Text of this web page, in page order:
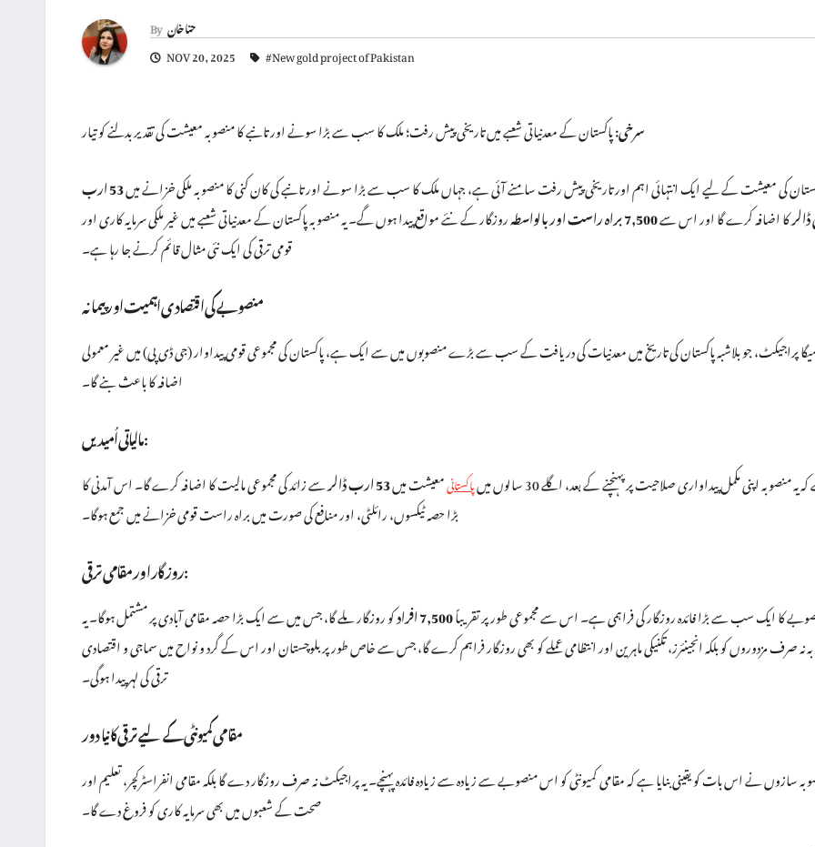
Byحنا خان
NOV 20, 2025
#New gold project of Pakistan
سرخی:پاکستان کے معدنیاتی شعبے میں تاریخی پیش رفت؛ ملک کا سب سے بڑا سونے اور تانبے کا منصوبہ معیشت کی تقدیر بدلنے کو تیار
کی معیشت کے لیے ایک انتہائی اہم اور تاریخی پیش رفت سامنے آئی ہے، جہاں ملک کا سب سے بڑا سونے اور تانبے کی کان کنی کا منصوبہ ملکی خزانے میں 53 ارب
کا اضافہ کرے گا اور اس سے7,500 براہ راست اور بالواسطہ
روزگار کے نئے مواقع پیدا ہوں گے۔ یہ منصوبہ پاکستان کے معدنیاتی شعبے میں غیر ملکی سرمایہ کاری اور
قومی ترقی کی ایک نئی مثال قائم کرنے جا رہا ہے۔
منصوبے کی اقتصادی اہمیت اور پیمانہ
پراجیکٹ، جو بلاشبہ پاکستان کی تاریخ میں معدنیات کی دریافت کے سب سے بڑے منصوبوں میں سے ایک ہے، پاکستان کی مجموعی قومی پیداوار (جی ڈی پی) میں غیر معمولی
اضافہ کا باعث بنے گا۔
مالیاتی اُمیدیں:
یہ منصوبہ اپنی مکمل پیداواری صلاحیت پر پہنچنے کے بعد، اگلے 30 سالوں میں پاکستانیمعیشت میں53 ارب ڈالر
سے زائد کی مجموعی مالیت کا اضافہ کرے گا۔ اس آمدنی کا
بڑا حصہ ٹیکسوں، رائلٹی، اور منافع کی صورت میں براہ راست قومی خزانے میں جمع ہوگا۔
روزگار اور مقامی ترقی:
کا ایک سب سے بڑا فائدہ روزگار کی فراہمی ہے۔ اس سے مجموعی طور پر تقریباً7,500 افراد
کو روزگار ملے گا، جس میں سے ایک بڑا حصہ مقامی آبادی پر مشتمل ہوگا۔ یہ
نہ صرف مزدوروں کو بلکہ انجینئرز، تکنیکی ماہرین اور انتظامی عملے کو بھی روزگار فراہم کرے گا، جس سے خاص طور پر بلوچستان اور اس کے گرد و نواح میں سماجی و اقتصادی
ترقی کی لہر پیدا ہوگی۔
مقامی کمیونٹی کے لیے ترقی کا نیا دور
سازوں نے اس بات کو یقینی بنایا ہے کہ مقامی کمیونٹی کو اس منصوبے سے زیادہ سے زیادہ فائدہ پہنچے۔ یہ پراجیکٹ نہ صرف روزگار دے گا بلکہ مقامی انفراسٹرکچر، تعلیم اور
صحت کے شعبوں میں بھی سرمایہ کاری کو فروغ دے گا۔